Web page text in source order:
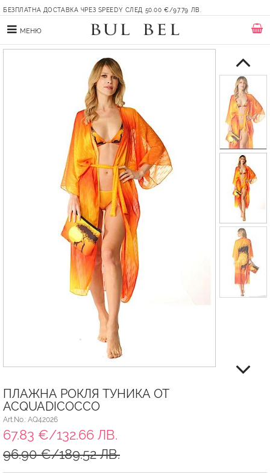
БЕЗПЛАТНА ДОСТАВКА ЧРЕЗ SPEEDY СЛЕД 50.00 €/97.79 ЛВ.
МЕНЮ
ПЛАЖНА РОКЛЯ ТУНИКА ОТ
ACQUADICOCCO
Art.No.: AQ42026
67.83 €/132.66 ЛВ.
96.90 €/189.52 ЛВ.